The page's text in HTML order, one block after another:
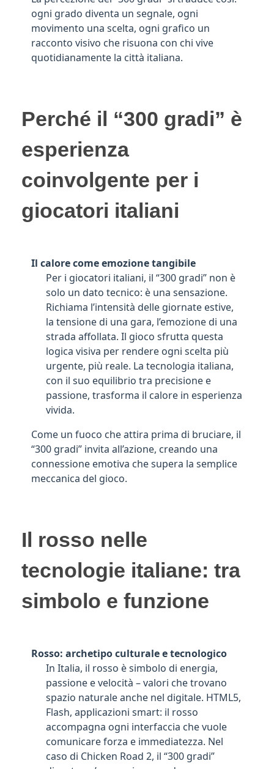
ogni grado diventa un segnale, ogni
movimento una scelta, ogni grafico un
racconto visivo che risuona con chi vive
quotidianamente la città italiana.
Perché il “300 gradi” è
esperienza
coinvolgente per i
giocatori italiani
Il calore come emozione tangibile
Per i giocatori italiani, il “300 gradi” non è
solo un dato tecnico: è una sensazione.
Richiama l’intensità delle giornate estive,
la tensione di una gara, l’emozione di una
strada affollata. Il gioco sfrutta questa
logica visiva per rendere ogni scelta più
urgente, più reale. La tecnologia italiana,
con il suo equilibrio tra precisione e
passione, trasforma il calore in esperienza
vivida.
Come un fuoco che attira prima di bruciare, il
“300 gradi” invita all’azione, creando una
connessione emotiva che supera la semplice
meccanica del gioco.
Il rosso nelle
tecnologie italiane: tra
simbolo e funzione
Rosso: archetipo culturale e tecnologico
In Italia, il rosso è simbolo di energia,
passione e velocità – valori che trovano
spazio naturale anche nel digitale. HTML5,
Flash, applicazioni smart: il rosso
accompagna ogni interfaccia che vuole
comunicare forza e immediatezza. Nel
caso di Chicken Road 2, il “300 gradi”